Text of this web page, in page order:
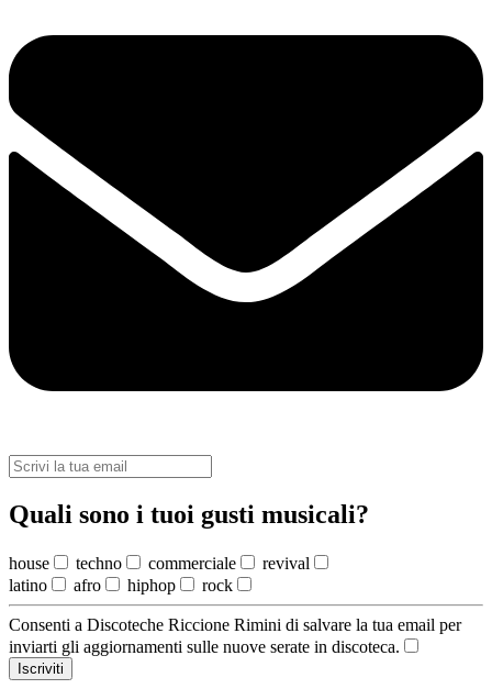
Quali sono i tuoi gusti musicali?
house techno commerciale
revival
latino
afro hiphop rock
Consenti a Discoteche Riccione Rimini di salvare la tua email per
inviarti gli aggiornamenti sulle nuove serate in discoteca.
Iscriviti